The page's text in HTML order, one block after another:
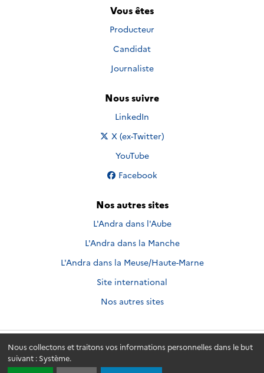
Nous collectons et traitons vos informations personnelles dans le but
suivant : Système.
Vous êtes
Producteur
Candidat
Journaliste
Nous suivre
Nous suivre sur
LinkedIn
Nous suivre sur
X (ex-Twitter)
Nous suivre sur
YouTube
Nous suivre sur
Facebook
Nos autres sites
L'Andra dans l'Aube
L'Andra dans la Manche
L'Andra dans la Meuse/Haute-Marne
Site international
Nos autres sites
Andra.fr © 2026 - Andra. Tous droits réservés.